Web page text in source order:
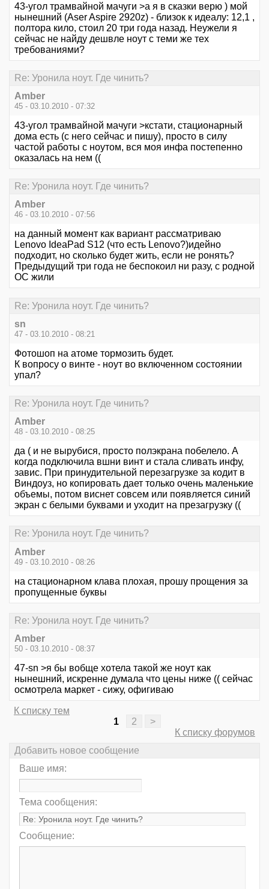
43-угол трамвайной мачуги >а я в сказки верю ) мой
нынешний (Aser Aspire 2920z) - близок к идеалу: 12,1 ,
полтора кило, стоил 20 три года назад. Неужели я
сейчас не найду дешвле ноут с теми же тех
требованиями?
Re: Уронила ноут. Где чинить?
Amber
45 - 03.10.2010 - 07:32
43-угол трамвайной мачуги >кстати, стационарный
дома есть (с него сейчас и пишу), просто в силу
частой работы с ноутом, вся моя инфа постепенно
оказалась на нем ((
Re: Уронила ноут. Где чинить?
Amber
46 - 03.10.2010 - 07:56
на данный момент как вариант рассматриваю
Lenovo IdeaPad S12 (что есть Lenovo?)идейно
подходит, но сколько будет жить, если не ронять?
Предыдущий три года не беспокоил ни разу, с родной
ОС жили
Re: Уронила ноут. Где чинить?
sn
47 - 03.10.2010 - 08:21
Фотошоп на атоме тормозить будет.
К вопросу о винте - ноут во включенном состоянии
упал?
Re: Уронила ноут. Где чинить?
Amber
48 - 03.10.2010 - 08:25
да ( и не вырубися, просто полэкрана побелело. А
когда подключила вшни винт и стала сливать инфу,
завис. При принудительной перезагрузке за кодит в
Виндоуз, но копировать дает только очень маленькие
объемы, потом виснет совсем или появляется синий
экран с белыми буквами и уходит на презагрузку ((
Re: Уронила ноут. Где чинить?
Amber
49 - 03.10.2010 - 08:26
на стационарном клава плохая, прошу прощения за
пропущенные буквы
Re: Уронила ноут. Где чинить?
Amber
50 - 03.10.2010 - 08:37
47-sn >я бы вобще хотела такой же ноут как
нынешний, искренне думала что цены ниже (( сейчас
осмотрела маркет - сижу, офигиваю
К списку тем
1
2
>
К списку форумов
Добавить новое сообщение
Ваше имя:
Тема сообщения:
Сообщение: